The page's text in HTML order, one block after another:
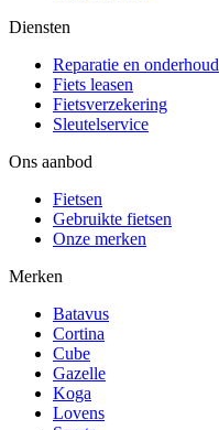
Diensten
Reparatie en onderhoud
Fiets leasen
Fietsverzekering
Sleutelservice
Ons aanbod
Fietsen
Gebruikte fietsen
Onze merken
Merken
Batavus
Cortina
Cube
Gazelle
Koga
Lovens